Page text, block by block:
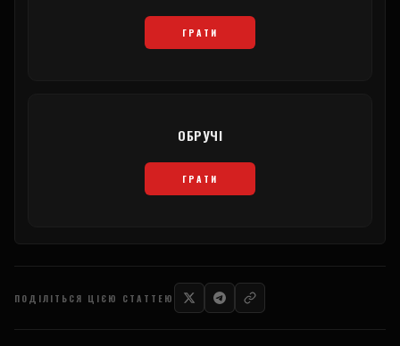
ГРАТИ
ОБРУЧІ
ГРАТИ
ПОДІЛІТЬСЯ ЦІЄЮ СТАТТЕЮ